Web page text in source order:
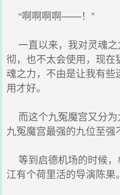
“啊啊啊啊——！”
一直以来，我对灵魂之
彻，也不太会使用，现在
魂之力，不由是让我有
用才好。
而这个九冤魔宫又分为
九冤魔宫最强的九位至强
等到启德机场的时候，
江有个荷里活的导演陈果。